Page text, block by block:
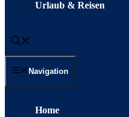
Urlaub & Reisen
Navigation
Home